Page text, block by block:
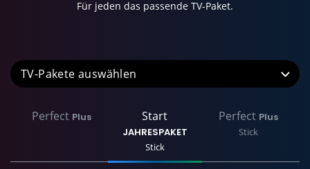
Für jeden das passende TV-Paket.
TV-Pakete
Perfect Plus Start
JAHRESPAKET
Stick
Perfect Plus
Stick